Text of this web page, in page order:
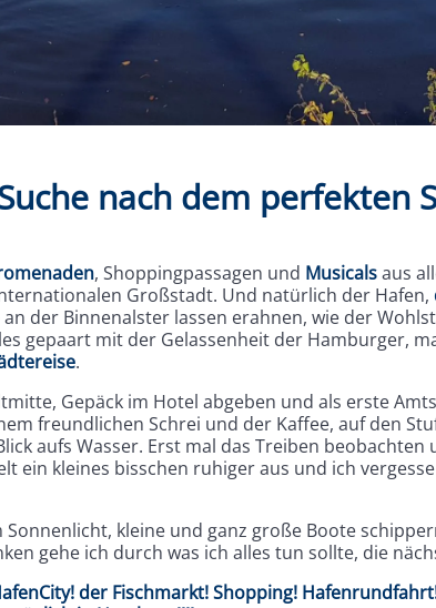
nach dem perfekten
, Shoppingpassagen und Musicalsaus
Großstadt. Und natürlich der Hafen,
der Binnenalster lassen erahnen, wie der
gepaart mit der Gelassenheit der Hamburger,
.
Gepäck im Hotel abgeben und als erste
freundlichen Schrei und der Kaffee, auf den
aufs Wasser. Erst mal das Treiben
ein kleines bisschen ruhiger aus und ich
kleine und ganz große Boote
gehe ich durch was ich alles tun sollte, die
der Fischmarkt! Shopping!